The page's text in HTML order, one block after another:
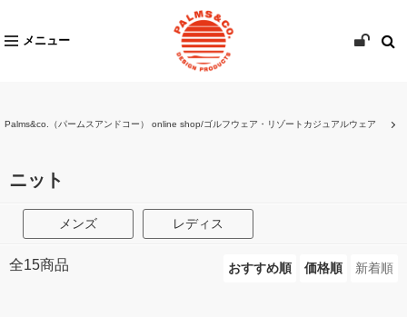
メニュー
Palms&co.（パームスアンドコー） online shop/ゴルフウェア・リゾートカジュアルウェア
ニット
メンズ レディス
全15商品 おすすめ順 価格順 新着順